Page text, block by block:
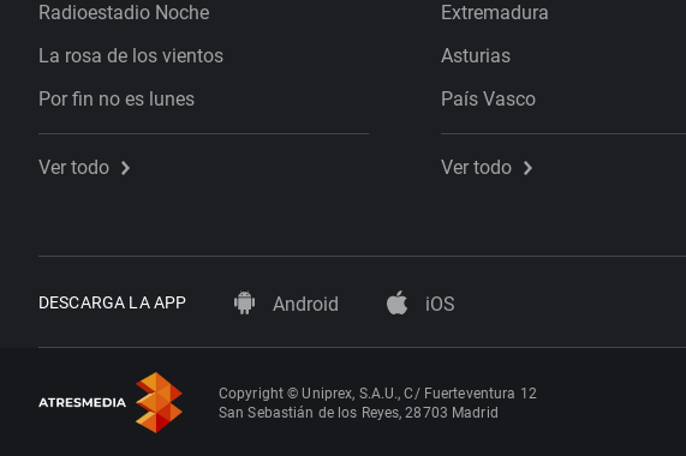
Radioestadio Noche
La rosa de los vientos
Por fin no es lunes
Ver todo
Extremadura
Asturias
País Vasco
Ver todo
DESCARGA LA APP Android iOS
Copyright © Uniprex, S.A.U., C/ Fuerteventura 12
San Sebastián de los Reyes, 28703 Madrid